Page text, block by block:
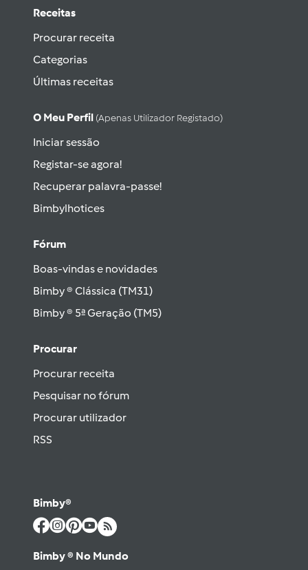
Receitas
Procurar receita
Categorias
Últimas receitas
O Meu Perfil (apenas Utilizador Registado)
Iniciar sessão
Registar-se agora!
Recuperar palavra-passe!
Bimbylhotices
Fórum
Boas-vindas e novidades
Bimby ® Clássica (TM31)
Bimby ® 5ª Geração (TM5)
Procurar
Procurar receita
Pesquisar no fórum
Procurar utilizador
RSS
Bimby®
Bimby ® No Mundo